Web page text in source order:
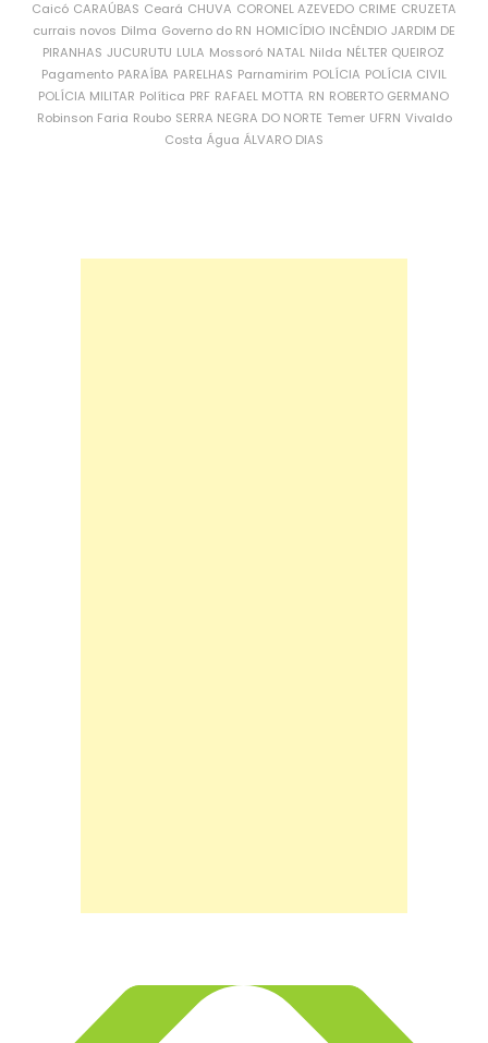
Caicó CARAÚBAS Ceará CHUVA CORONEL AZEVEDO CRIME CRUZETA
currais novos Dilma Governo do RN HOMICÍDIO INCÊNDIO JARDIM DE
PIRANHAS JUCURUTU LULA Mossoró NATAL Nilda NÉLTER QUEIROZ
Pagamento PARAÍBA PARELHAS Parnamirim POLÍCIA POLÍCIA CIVIL
POLÍCIA MILITAR Política PRF RAFAEL MOTTA RN ROBERTO GERMANO
Robinson Faria Roubo SERRA NEGRA DO NORTE Temer UFRN Vivaldo
Costa Água ÁLVARO DIAS